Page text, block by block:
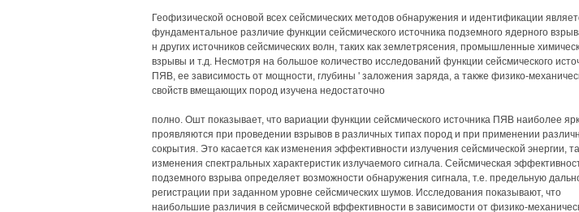
Геофизической основой всех сейсмических методов обнаружения и идентификации
фундаментальное различие функции сейсмического источника подземного ядерного
н других источников сейсмических волн, таких как землетрясения, промышленные
взрывы и т.д. Несмотря на большое количество исследований функции сейсмического
ПЯВ, ее зависимость от мощности, глубины ' заложения заряда, а также физико-
свойств вмещающих пород изучена недостаточно
полно. Ошт показывает, что вариации функции сейсмического источника ПЯВ наиболее
проявляются при проведении взрывов в различных типах пород и при применении
сокрытия. Это касается как изменения эффективности излучения сейсмической энергии,
изменения спектральных характеристик излучаемого сигнала. Сейсмическая
подземного взрыва определяет возможности обнаружения сигнала, т.е. предельную
регистрации при заданном уровне сейсмических шумов. Исследования показывают, что
наибольшие различия в сейсмической вффективности в зависимости от физико-